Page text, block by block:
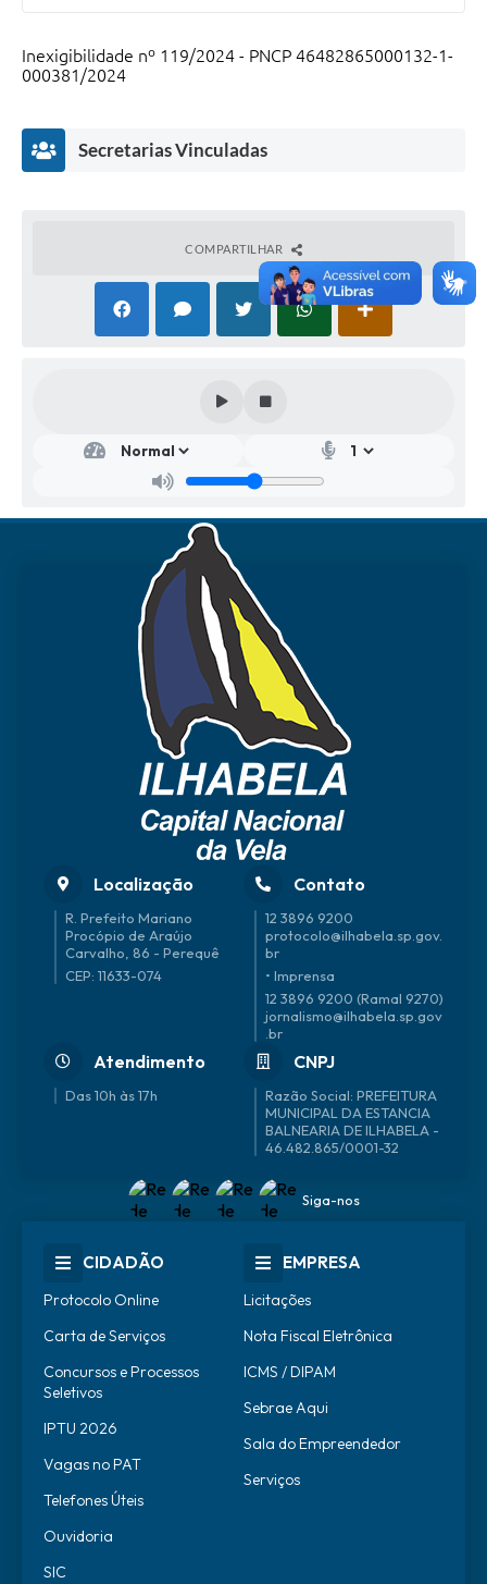
Inexigibilidade nº 119/2024 - PNCP 46482865000132-1-
000381/2024
Secretarias Vinculadas
etar
COMPARTILHAR
Localização
R. Prefeito Mariano
Procópio de Araújo
Carvalho, 86 - Perequê
CEP: 11633-074
Contato
12 3896 9200
protocolo@ilhabela.sp.gov.
br
• Imprensa
12 3896 9200 (Ramal 9270)
jornalismo@ilhabela.sp.gov
.br
Atendimento
Das 10h às 17h
CNPJ
46.482.865/0001-32
Siga-nos
CIDADÃO
Protocolo Online
Carta de Serviços
Concursos e Processos
Seletivos
IPTU 2026
Vagas no PAT
Telefones Úteis
Ouvidoria
SIC
EMPRESA
Licitações
Nota Fiscal Eletrônica
ICMS / DIPAM
Sebrae Aqui
Sala do Empreendedor
Serviços